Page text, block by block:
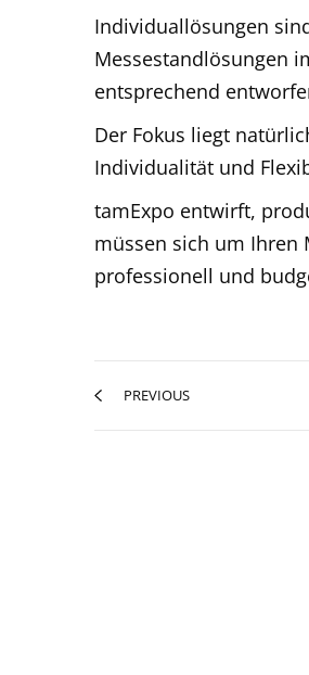
Individuallösungen
Messestandlösungen
entsprechend
Der Fokus liegt
Individualität und
tamExpo entwirft,
müssen sich um Ihren
professionell und
PREVIOUS